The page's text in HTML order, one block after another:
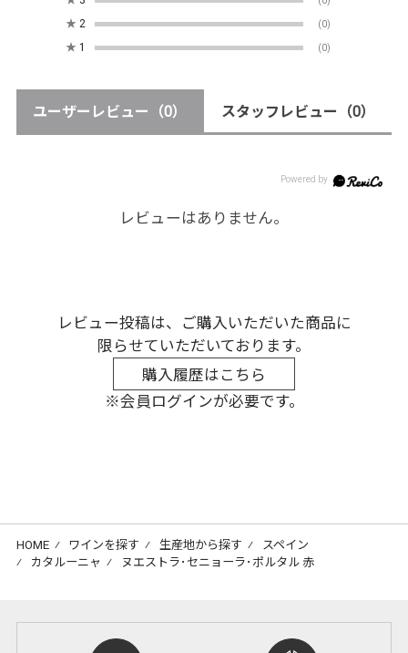
★ 2 (0)
★ 1 (0)
ユーザーレビュー （0） スタッフレビュー （0）
レビューはありません。
レビュー投稿は、ご購入いただいた商品に
限らせていただいております。
購入履歴はこちら
※会員ログインが必要です。
HOME ⁄ ワインを探す ⁄ 生産地から探す ⁄ スペイン
⁄ カタルーニャ ⁄ ヌエストラ･セニョーラ･ポルタル 赤